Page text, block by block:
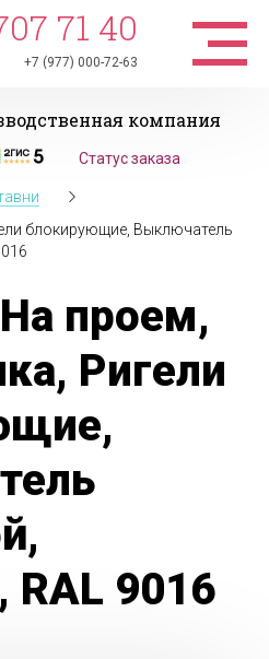
71 40
+7 (977) 000-72-63
компания
Статус заказа
блокирующие, Выключатель
проем,
Ригели
RAL 9016